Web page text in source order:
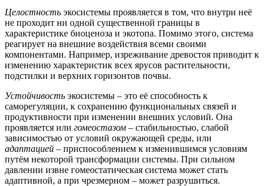
Целостность экосистемы проявляется в том, что внутри неё
не проходит ни одной существенной границы в
характеристике биоценоза и экотопа. Помимо этого, система
реагирует на внешние воздействия всеми своими
компонентами. Например, изреживание древостоя приводит к
изменению характеристик всех ярусов растительности,
подстилки и верхних горизонтов почвы.
Устойчивость экосистемы – это её способность к
саморегуляции, к сохранению функциональных связей и
продуктивности при изменении внешних условий. Она
проявляется или гомеостазом – стабильностью, слабой
зависимостью от условий окружающей среды, или
адаптацией – приспособлением к изменившимся условиям
путём некоторой трансформации системы. При сильном
давлении извне гомеостатическая система может стать
адаптивной, а при чрезмерном – может разрушиться.